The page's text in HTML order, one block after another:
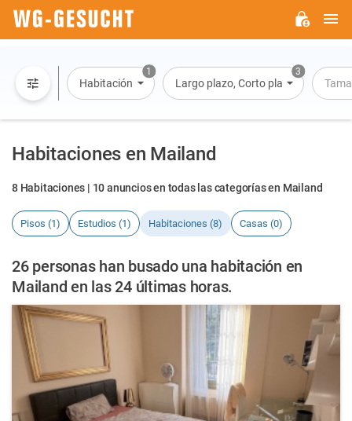
1
Habitación
3
Largo plazo, Corto plazo, Alquiler
Habitaciones en Mailand
8 Habitaciones | 10 anuncios en todas las categorías en Mailand
Pisos (1) Estudios (1) Habitaciones (8) Casas (0)
26 personas han busado una habitación en
Mailand en las 24 últimas horas.